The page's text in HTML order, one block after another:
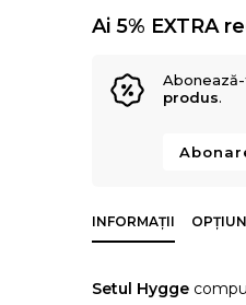
Ai 5% EXTRA
produs.
INFORMAȚII
Setul Hygge